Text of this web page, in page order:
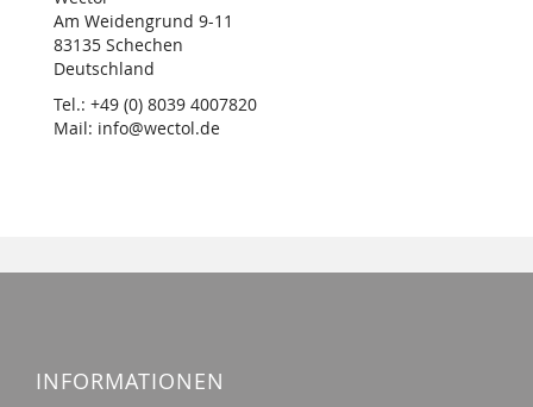
Am Weidengrund 9-11
83135 Schechen
Deutschland
Tel.: +49 (0) 8039 4007820
Mail: info@wectol.de
INFORMATIONEN